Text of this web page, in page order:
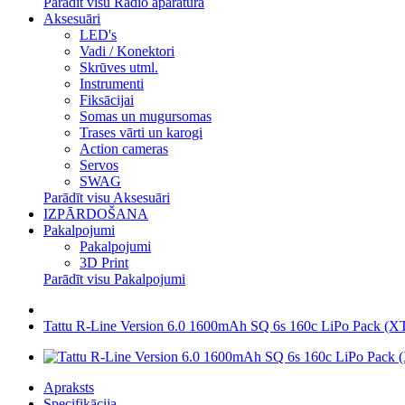
Aksesuāri
LED's
Vadi / Konektori
Skrūves utml.
Instrumenti
Fiksācijai
Somas un mugursomas
Trases vārti un karogi
Action cameras
Servos
SWAG
Parādīt visu Aksesuāri
IZPĀRDOŠANA
Pakalpojumi
Pakalpojumi
3D Print
Parādīt visu Pakalpojumi
Tattu R-Line Version 6.0 1600mAh SQ 6s 160c LiPo Pack
Apraksts